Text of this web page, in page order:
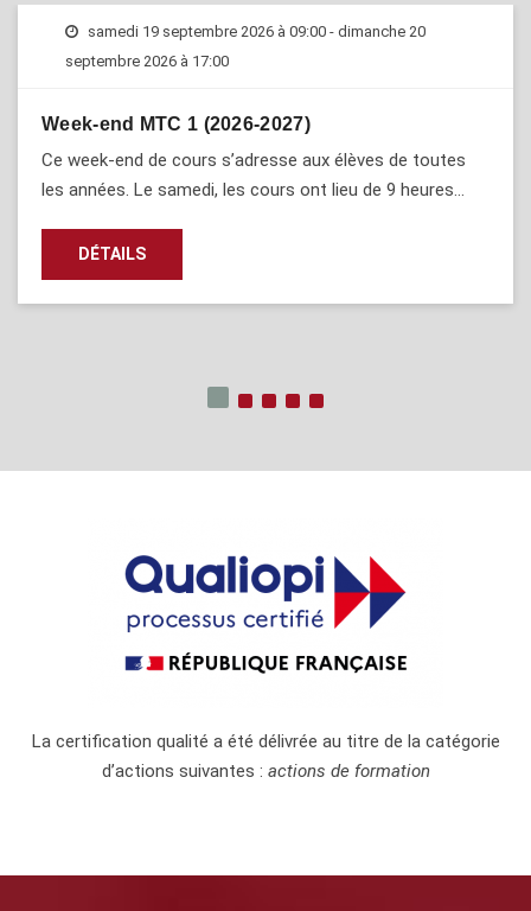
samedi 19 septembre 2026 à 09:00 - dimanche 20
septembre 2026 à 17:00
Week-end MTC 1 (2026-2027)
Ce week-end de cours s’adresse aux élèves de toutes
les années. Le samedi, les cours ont lieu de 9 heures…
DÉTAILS
La certification qualité a été délivrée au titre de la catégorie
d’actions suivantes : actions de formation